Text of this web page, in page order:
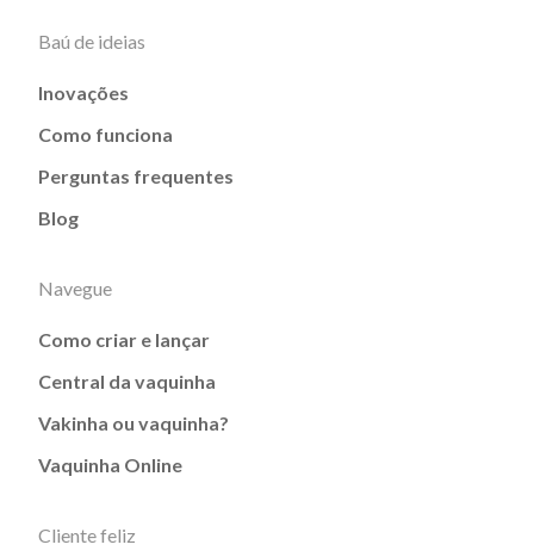
Baú de ideias
Inovações
Como funciona
Perguntas frequentes
Blog
Navegue
Como criar e lançar
Central da vaquinha
Vakinha ou vaquinha?
Vaquinha Online
Cliente feliz